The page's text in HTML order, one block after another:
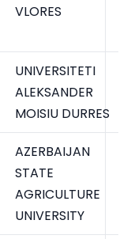
VLORES
UNIVERSITETI
ALEKSANDER
MOISIU DURRES
AZERBAIJAN
STATE
AGRICULTURE
UNIVERSITY